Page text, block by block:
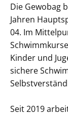
Die Gewobag
Jahren
04. Im
Kinder und
sichere
Seit 2019